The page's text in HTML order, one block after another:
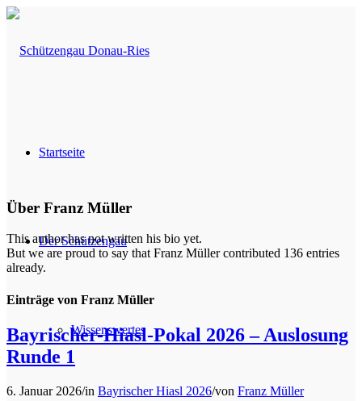
Startseite
Der Schützengau
Wissenswertes
Über Franz Müller
This author has not written his bio yet.
But we are proud to say thatFranz Müllercontributed 136 entries
already.
Einträge von Franz Müller
Bayrischer-Hiasl-Pokal 2026 – Auslosung
Runde 1
6. Januar 2026/in Bayrischer Hiasl 2026/von Franz Müller